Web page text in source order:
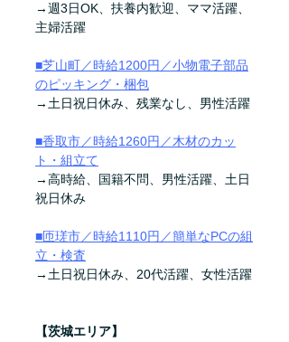
→週3日OK、扶養内歓迎、ママ活躍、
主婦活躍
■芝山町／時給1200円／小物電子部品
のピッキング・梱包
→土日祝日休み、残業なし、男性活躍
■香取市／時給1260円／木材のカッ
ト・組立て
→高時給、国籍不問、男性活躍、土日
祝日休み
■匝瑳市／時給1110円／簡単なPCの組
立・検査
→土日祝日休み、20代活躍、女性活躍
【茨城エリア】